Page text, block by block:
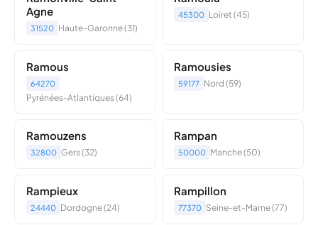
Agne
31520 Haute-Garonne (31)
45300 Loiret (45)
Ramous
64270
Pyrénées-Atlantiques (64)
Ramousies
59177 Nord (59)
Ramouzens
32800 Gers (32)
Rampan
50000 Manche (50)
Rampieux
24440 Dordogne (24)
Rampillon
77370 Seine-et-Marne (77)